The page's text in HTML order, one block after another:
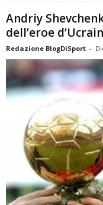
Andriy
dell’eroe
Redazione BlogDiSport -